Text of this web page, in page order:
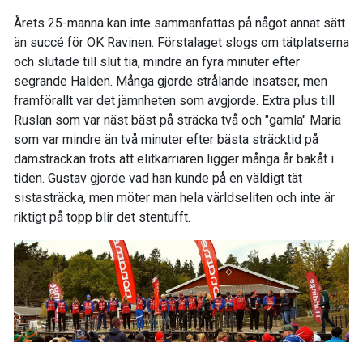
Årets 25-manna kan inte sammanfattas på något annat sätt
än succé för OK Ravinen. Förstalaget slogs om tätplatserna
och slutade till slut tia, mindre än fyra minuter efter
segrande Halden. Många gjorde strålande insatser, men
framförallt var det jämnheten som avgjorde. Extra plus till
Ruslan som var näst bäst på sträcka två och "gamla" Maria
som var mindre än två minuter efter bästa sträcktid på
damsträckan trots att elitkarriären ligger många år bakåt i
tiden. Gustav gjorde vad han kunde på en väldigt tät
sistasträcka, men möter man hela världseliten och inte är
riktigt på topp blir det stentufft.